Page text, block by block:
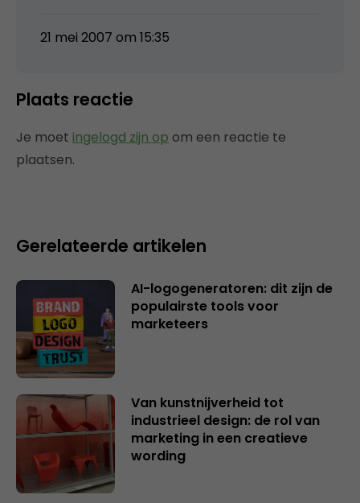
21 mei 2007 om 15:35
Plaats reactie
Je moet ingelogd zijn op om een reactie te
plaatsen.
Gerelateerde artikelen
AI-logogeneratoren: dit zijn de
populairste tools voor
marketeers
Van kunstnijverheid tot
industrieel design: de rol van
marketing in een creatieve
wording